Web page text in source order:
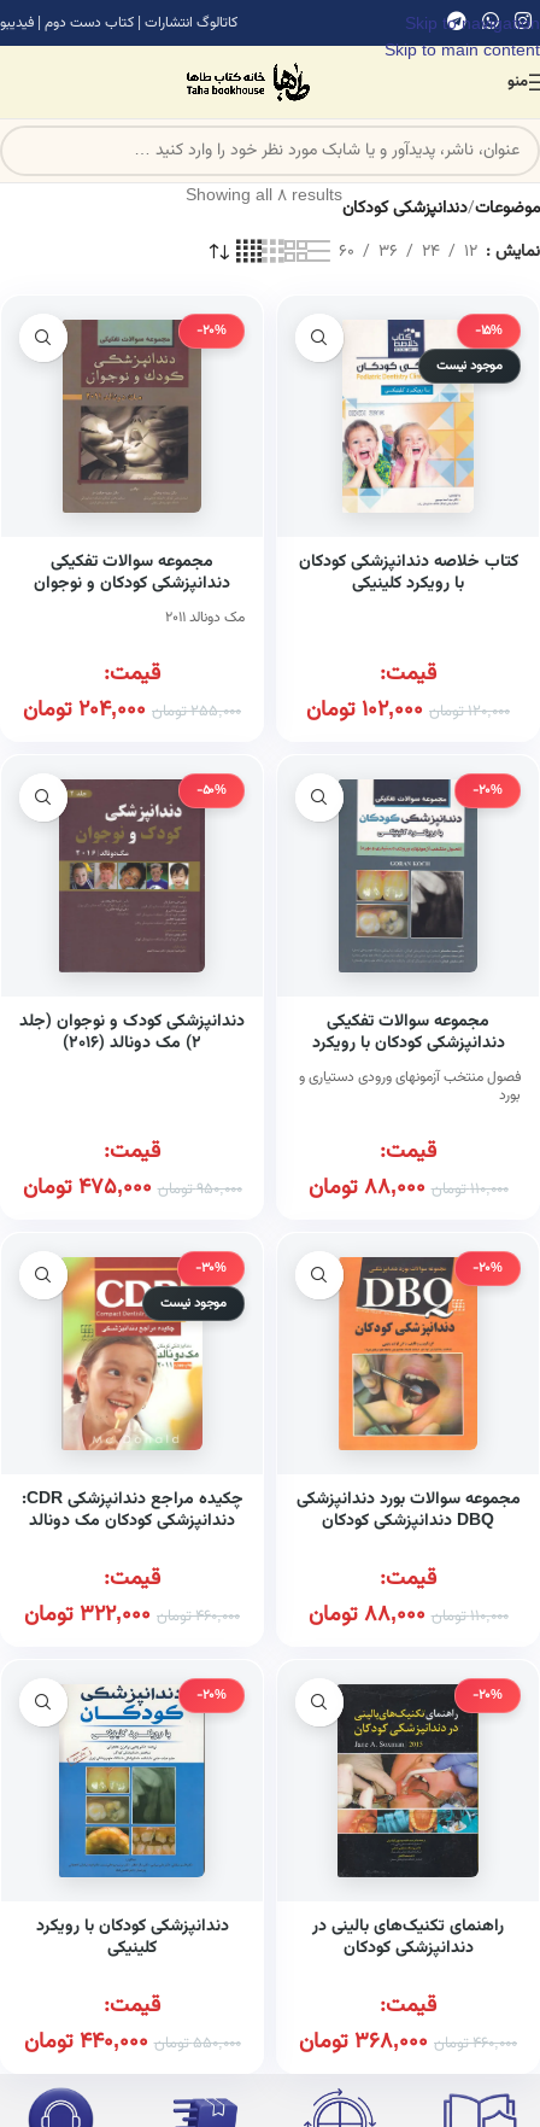
Skip to navigation
Skip to main content
کاتالوگ انتشارات | کتاب دست دوم | فیدیبو
منو
موضوعات/دندانپزشکی کودکانShowing all 8 results
نمایش 12
24
36
60
-15%
موجود نیست
کتاب خلاصه دندانپزشکی کودکان
با رویکرد کلینیکی
قیمت:
120,000تومان 102,000تومان
-20%
مجموعه سوالات تفکیکی
دندانپزشکی کودکان و نوجوان
مک دونالد ۲۰۱۱
قیمت:
255,000تومان 204,000تومان
-20%
مجموعه سوالات تفکیکی
دندانپزشکی کودکان با رویکرد
کلینیکی
فصول منتخب آزمونهای ورودی دستیاری و
بورد
قیمت:
110,000تومان 88,000تومان
-50%
دندانپزشکی کودک و نوجوان (جلد
۲) مک دونالد (۲۰۱۶)
قیمت:
950,000تومان 475,000تومان
-20%
مجموعه سوالات بورد دندانپزشکی
DBQ دندانپزشکی کودکان
قیمت:
110,000تومان 88,000تومان
-30%
موجود نیست
چکیده مراجع دندانپزشکی CDR:
دندانپزشکی کودکان مک دونالد
قیمت:
460,000تومان 322,000تومان
-20%
راهنمای تکنیک‌های بالینی در
دندانپزشکی کودکان
قیمت:
460,000تومان 368,000تومان
-20%
دندانپزشکی کودکان با رویکرد
کلینیکی
قیمت:
550,000تومان 440,000تومان